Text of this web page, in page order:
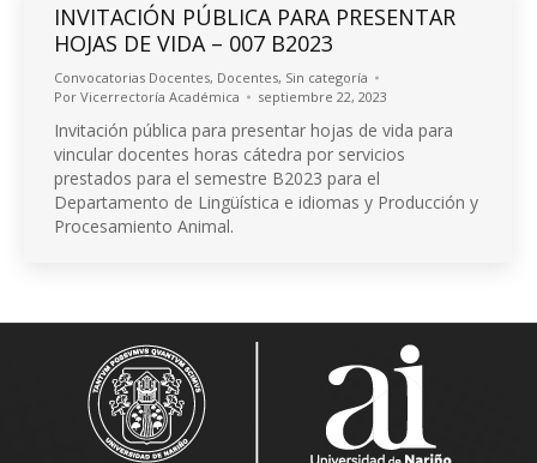
INVITACIÓN PÚBLICA PARA PRESENTAR
HOJAS DE VIDA – 007 B2023
Convocatorias Docentes, Docentes, Sin categoría
Por Vicerrectoría Académica septiembre 22, 2023
Invitación pública para presentar hojas de vida para
vincular docentes horas cátedra por servicios
prestados para el semestre B2023 para el
Departamento de Lingüística e idiomas y Producción y
Procesamiento Animal.